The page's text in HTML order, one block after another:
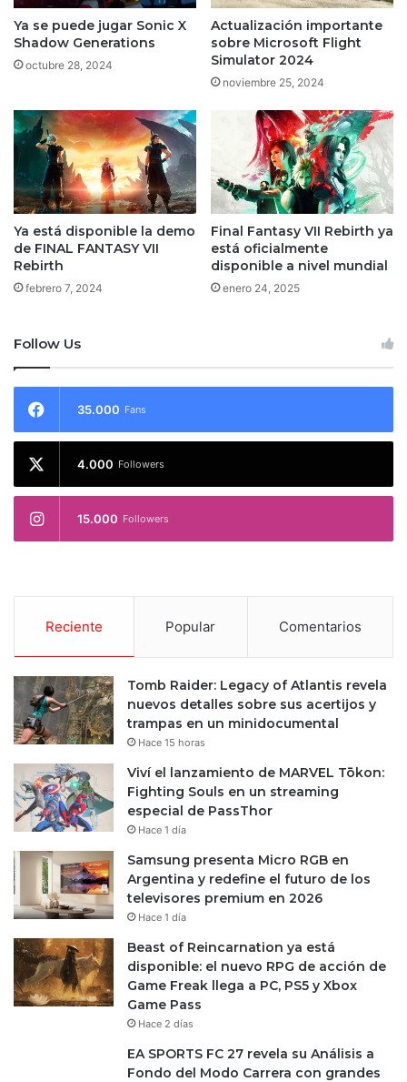
Ya se puede jugar Sonic X
Shadow Generations
octubre 28, 2024
Actualización importante
sobre Microsoft Flight
Simulator 2024
noviembre 25, 2024
Ya está disponible la demo
de FINAL FANTASY VII
Rebirth
febrero 7, 2024
Final Fantasy VII Rebirth ya
está oficialmente
disponible a nivel mundial
enero 24, 2025
Follow Us
35.000 Fans
4.000 Followers
15.000 Followers
Reciente Popular Comentarios
Tomb Raider: Legacy of Atlantis revela
nuevos detalles sobre sus acertijos y
trampas en un minidocumental
Hace 15 horas
Viví el lanzamiento de MARVEL Tōkon:
Fighting Souls en un streaming
especial de PassThor
Hace 1 día
Samsung presenta Micro RGB en
Argentina y redefine el futuro de los
televisores premium en 2026
Hace 1 día
Beast of Reincarnation ya está
disponible: el nuevo RPG de acción de
Game Freak llega a PC, PS5 y Xbox
Game Pass
Hace 2 días
EA SPORTS FC 27 revela su Análisis a
Fondo del Modo Carrera con grandes